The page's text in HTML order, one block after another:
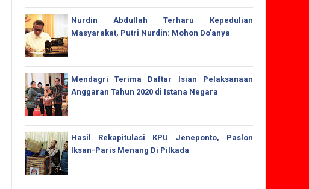
Nurdin Abdullah Terharu Kepedulian
Masyarakat, Putri Nurdin: Mohon Do'anya
Mendagri Terima Daftar Isian Pelaksanaan
Anggaran Tahun 2020 di Istana Negara
Hasil Rekapitulasi KPU Jeneponto, Paslon
Iksan-Paris Menang Di Pilkada